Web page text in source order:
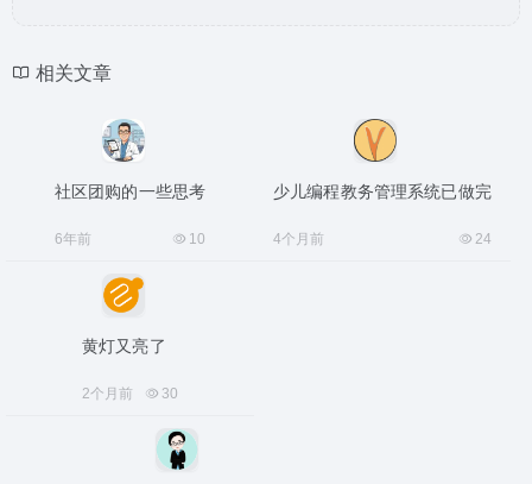
相关文章
社区团购的一些思考
6年前 10
少儿编程教务管理系统已做完
4个月前 24
黄灯又亮了
2个月前 30